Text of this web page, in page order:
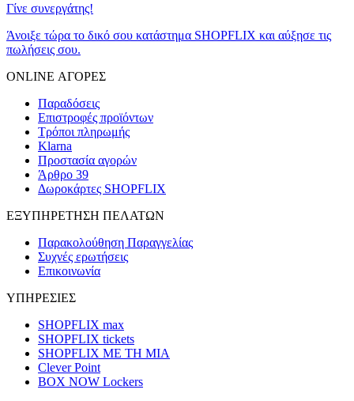
Γίνε συνεργάτης!
Άνοιξε τώρα το δικό σου κατάστημα SHOPFLIX και αύξησε τις
πωλήσεις σου.
ONLINE ΑΓΟΡΕΣ
Παραδόσεις
Επιστροφές προϊόντων
Τρόποι πληρωμής
Klarna
Προστασία αγορών
Άρθρο 39
Δωροκάρτες SHOPFLIX
ΕΞΥΠΗΡΕΤΗΣΗ ΠΕΛΑΤΩΝ
Παρακολούθηση Παραγγελίας
Συχνές ερωτήσεις
Επικοινωνία
ΥΠΗΡΕΣΙΕΣ
SHOPFLIX max
SHOPFLIX tickets
SHOPFLIX ΜΕ ΤΗ ΜΙΑ
Clever Point
BOX NOW Lockers